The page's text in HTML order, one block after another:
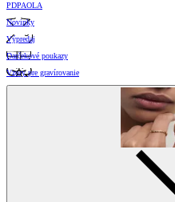
PDPAOLA
Novinky
Výpredaj
Darčekové poukazy
Vzory pre gravírovanie